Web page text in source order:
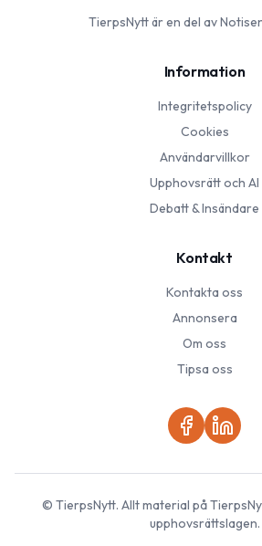
TierpsNyttär en del av
Information
Integritetspolicy
Cookies
Användarvillkor
Upphovsrätt och AI
Debatt & Insändare
Kontakt
Kontakta oss
Annonsera
Om oss
Tipsa oss
© TierpsNytt. Allt material på
upphovsrättslagen.